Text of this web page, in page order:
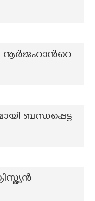
നൂർജഹാൻറെ
ബന്ധപ്പെട്ട